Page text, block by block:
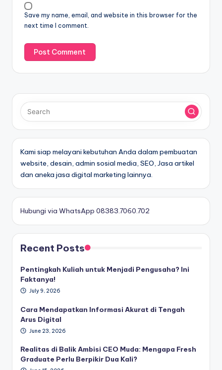
Save my name, email, and website in this browser for the
next time I comment.
Kami siap melayani kebutuhan Anda dalam pembuatan
website, desain, admin sosial media, SEO, Jasa artikel
dan aneka jasa digital marketing lainnya.
Hubungi via WhatsApp 08383.7060.702
Recent Posts
Pentingkah Kuliah untuk Menjadi Pengusaha? Ini
Faktanya!
July 9, 2026
Cara Mendapatkan Informasi Akurat di Tengah
Arus Digital
June 23, 2026
Realitas di Balik Ambisi CEO Muda: Mengapa Fresh
Graduate Perlu Berpikir Dua Kali?